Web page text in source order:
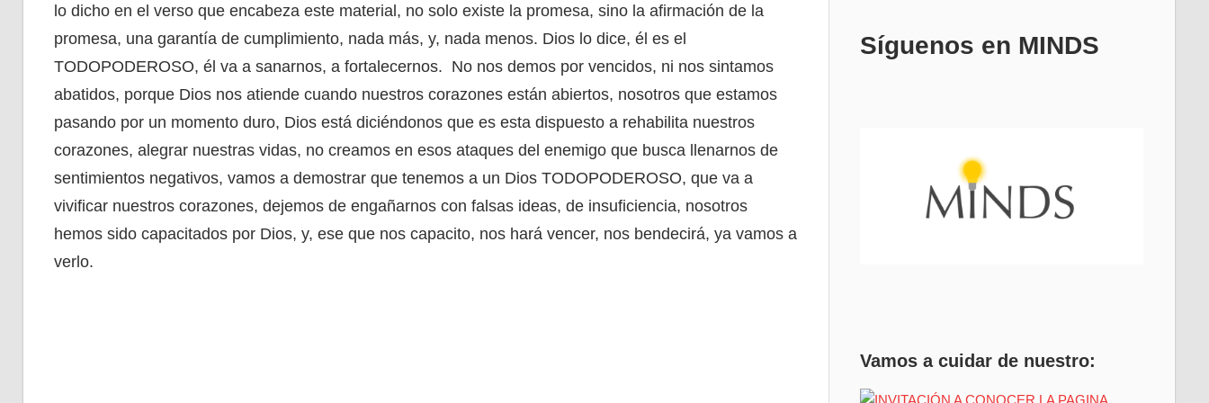
lo dicho en el verso que encabeza este material, no solo existe la promesa, sino la afirmación de la
promesa, una garantía de cumplimiento, nada más, y, nada menos. Dios lo dice, él es el
TODOPODEROSO, él va a sanarnos, a fortalecernos. No nos demos por vencidos, ni nos sintamos
abatidos, porque Dios nos atiende cuando nuestros corazones están abiertos, nosotros que estamos
pasando por un momento duro, Dios está diciéndonos que es esta dispuesto a rehabilita nuestros
corazones, alegrar nuestras vidas, no creamos en esos ataques del enemigo que busca llenarnos de
sentimientos negativos, vamos a demostrar que tenemos a un Dios TODOPODEROSO, que va a
vivificar nuestros corazones, dejemos de engañarnos con falsas ideas, de insuficiencia, nosotros
hemos sido capacitados por Dios, y, ese que nos capacito, nos hará vencer, nos bendecirá, ya vamos a
verlo.
Síguenos en MINDS
Vamos a cuidar de nuestro: